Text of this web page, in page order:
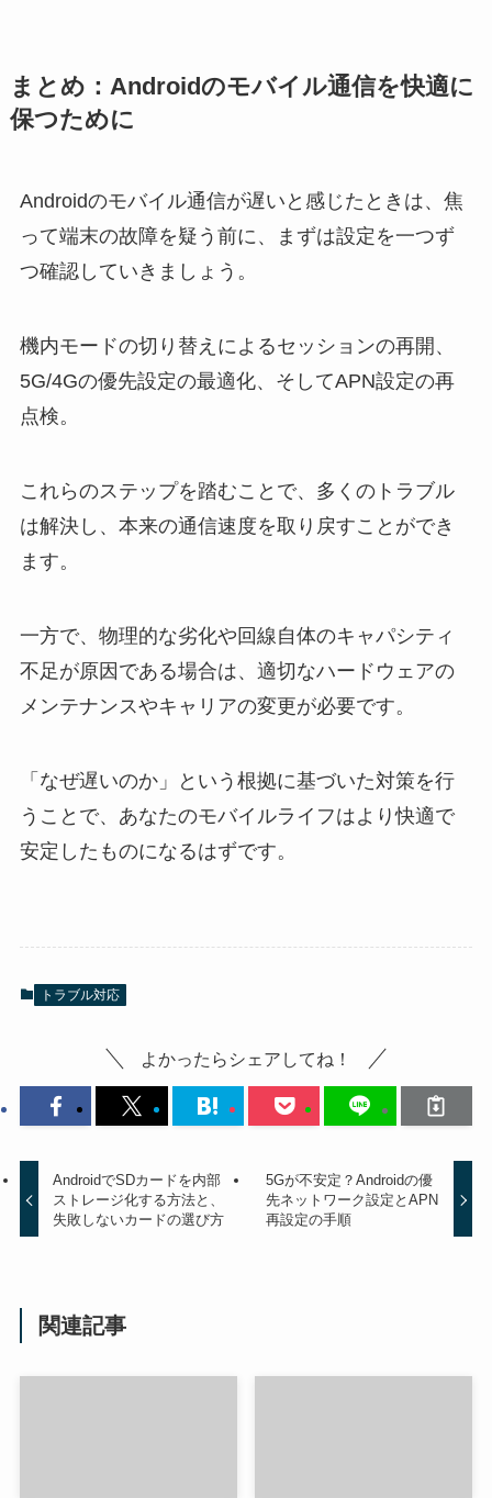
まとめ：Androidのモバイル通信を快適に
保つために
Androidのモバイル通信が遅いと感じたときは、焦
って端末の故障を疑う前に、まずは設定を一つず
つ確認していきましょう。
機内モードの切り替えによるセッションの再開、
5G/4Gの優先設定の最適化、そしてAPN設定の再
点検。
これらのステップを踏むことで、多くのトラブル
は解決し、本来の通信速度を取り戻すことができ
ます。
一方で、物理的な劣化や回線自体のキャパシティ
不足が原因である場合は、適切なハードウェアの
メンテナンスやキャリアの変更が必要です。
「なぜ遅いのか」という根拠に基づいた対策を行
うことで、あなたのモバイルライフはより快適で
安定したものになるはずです。
トラブル対応
よかったらシェアしてね！
AndroidでSDカードを内部
ストレージ化する方法と、
失敗しないカードの選び方
5Gが不安定？Androidの優
先ネットワーク設定とAPN
再設定の手順
関連記事